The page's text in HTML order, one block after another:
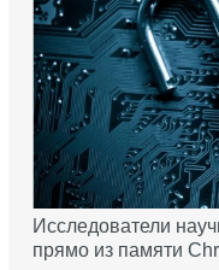
Исследователи
прямо из памяти